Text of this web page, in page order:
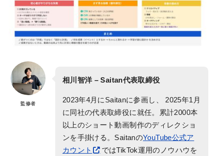
監修者
相川智洋 – Saitan代表取締役
2023年4月にSaitanに参画し、 2025年1月
に同社の代表取締役に就任。累計2000本
以上のショート動画制作のディレクショ
ンを手掛ける。SaitanのYouTube公式ア
カウント
ではTikTok運用のノウハウを